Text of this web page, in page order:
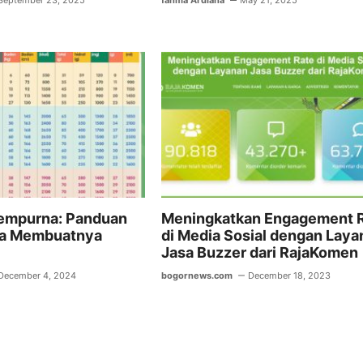
Panduan
Membuatnya
4, 2024
Meningkatkan Engagement
di Media Sosial dengan
Jasa Buzzer dari RajaKomen
bogornews.com December 18, 2023